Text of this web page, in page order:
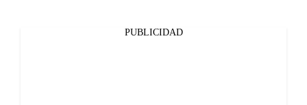
PUBLICIDAD